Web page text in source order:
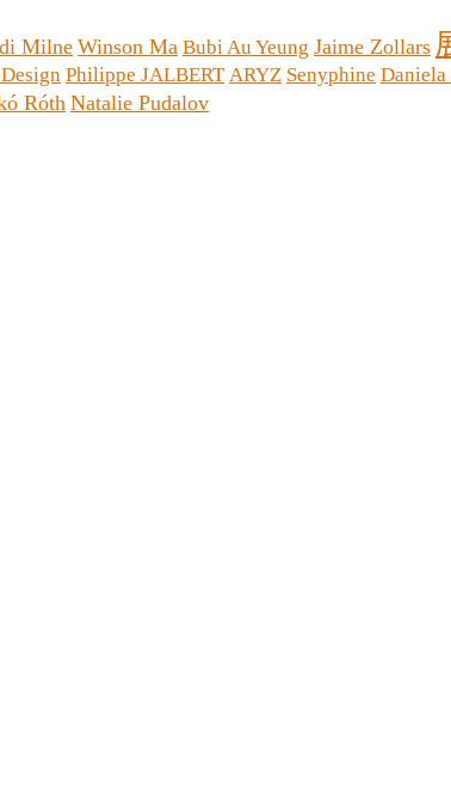
MilneWinson Ma Bubi Au Yeung Jaime Zollars
Philippe JALBERT ARYZ Senyphine
Róth Natalie Pudalov